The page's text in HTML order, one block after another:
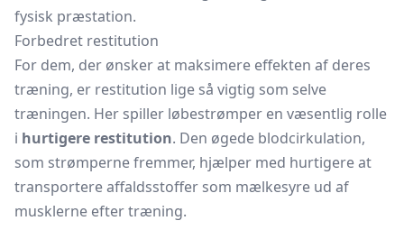
fysisk præstation.
Forbedret restitution
For dem, der ønsker at maksimere effekten af deres
træning, er restitution lige så vigtig som selve
træningen. Her spiller løbestrømper en væsentlig rolle
i hurtigere restitution. Den øgede blodcirkulation,
som strømperne fremmer, hjælper med hurtigere at
transportere affaldsstoffer som mælkesyre ud af
musklerne efter træning.